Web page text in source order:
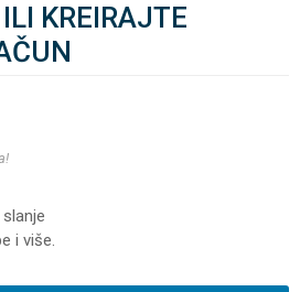
KREIRAJTE
i više.